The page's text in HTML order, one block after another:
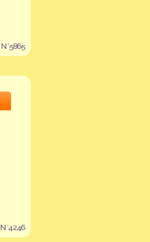
N°5865
N°4246